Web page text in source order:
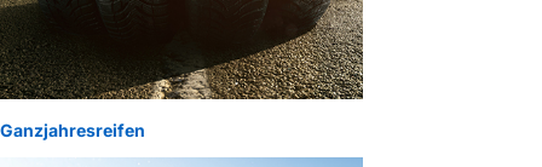
Ganzjahresreifen